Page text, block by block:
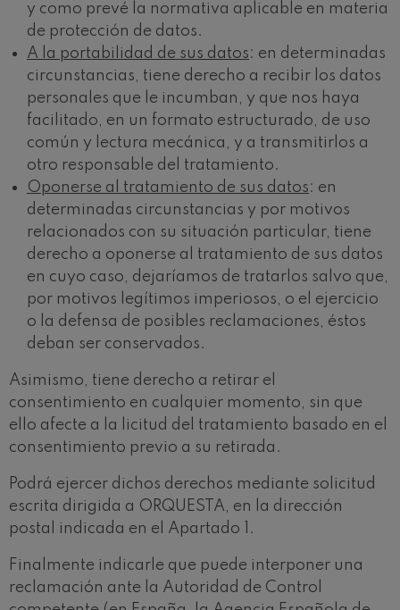
y como prevé la normativa aplicable en materia
de protección de datos.
A la portabilidad de sus datos: en determinadas
circunstancias, tiene derecho a recibir los datos
personales que le incumban, y que nos haya
facilitado, en un formato estructurado, de uso
común y lectura mecánica, y a transmitirlos a
otro responsable del tratamiento.
Oponerse al tratamiento de sus datos: en
determinadas circunstancias y por motivos
relacionados con su situación particular, tiene
derecho a oponerse al tratamiento de sus datos
en cuyo caso, dejaríamos de tratarlos salvo que,
por motivos legítimos imperiosos, o el ejercicio
o la defensa de posibles reclamaciones, éstos
deban ser conservados.
Asimismo, tiene derecho a retirar el
consentimiento en cualquier momento, sin que
ello afecte a la licitud del tratamiento basado en el
consentimiento previo a su retirada.
Podrá ejercer dichos derechos mediante solicitud
escrita dirigida a ORQUESTA, en la dirección
postal indicada en el Apartado 1.
Finalmente indicarle que puede interponer una
reclamación ante la Autoridad de Control